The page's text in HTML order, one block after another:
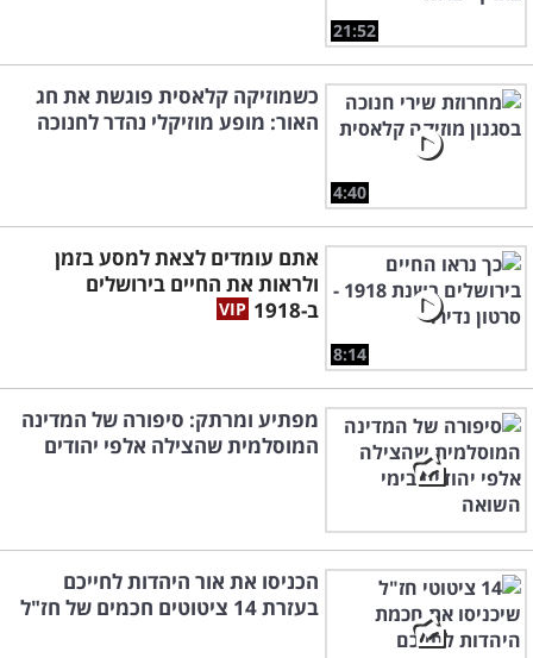
21:52
4:40
כשמוזיקה קלאסית פוגשת את חג
האור: מופע מוזיקלי נהדר לחנוכה
8:14
אתם עומדים לצאת למסע בזמן
ולראות את החיים בירושלים
ב-1918
מפתיע ומרתק: סיפורה של המדינה
המוסלמית שהצילה אלפי יהודים
הכניסו את אור היהדות לחייכם
בעזרת 14 ציטוטים חכמים של חז"ל